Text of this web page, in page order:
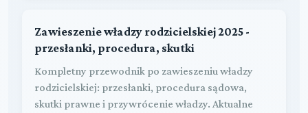
Zawieszenie władzy rodzicielskiej 2025 -
przesłanki, procedura, skutki
Kompletny przewodnik po zawieszeniu władzy
rodzicielskiej: przesłanki, procedura sądowa,
skutki prawne i przywrócenie władzy. Aktualne